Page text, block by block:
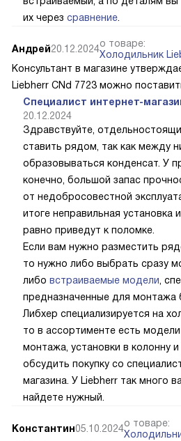
их через сравнение.
Андрей20.12.2024о товаре:
Холодильник
Консультант в магазине
Liebherr CNd 7723 можно
Специалист интернет-
20.12.2024
Здравствуйте,
ставить рядом, так как между
образовываться конденсат. У
конечно, большой запас
от недобросовестной
итоге неправильная установка
равно приведут к поломке.
Если вам нужно разместить
то нужно либо выбрать сразу
либо встраиваемые модели,
предназначенные для монтажа
Либхер специализируется на
то в ассортименте есть
монтажа, установки в колонну
обсудить покупку со
магазина. У Liebherr так много
найдете нужный.
Константин05.10.2024о товаре: